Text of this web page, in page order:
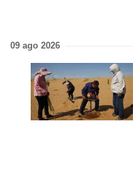
09 ago 2026